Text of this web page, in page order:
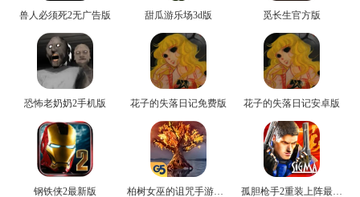
兽人必须死2无广告版 甜瓜游乐场3d版 觅长生官方版
恐怖老奶奶2手机版 花子的失落日记免费版 花子的失落日记安卓版
钢铁侠2最新版 柏树女巫的诅咒手游免费版 孤胆枪手2重装上阵最新版